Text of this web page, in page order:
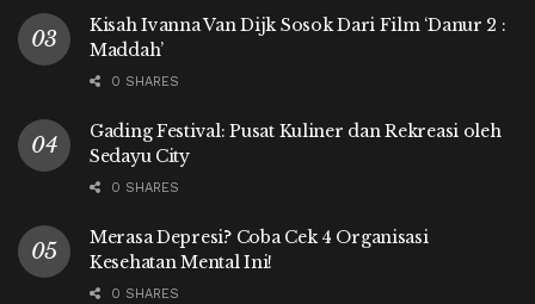
Kisah Ivanna Van Dijk Sosok Dari Film ‘Danur 2 :
Maddah’
0 SHARES
Gading Festival: Pusat Kuliner dan Rekreasi oleh
Sedayu City
0 SHARES
Merasa Depresi? Coba Cek 4 Organisasi
Kesehatan Mental Ini!
0 SHARES